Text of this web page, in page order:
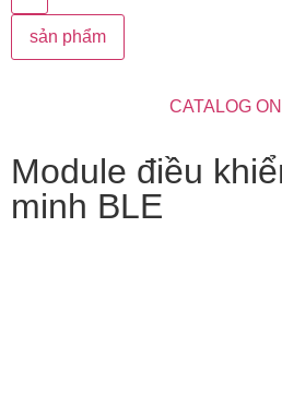
sản phẩm
CATALOG
Module điều
minh BLE